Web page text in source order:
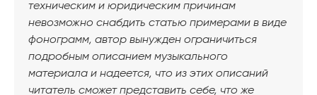
техническим и юридическим причинам
невозможно снабдить статью примерами в виде
фонограмм, автор вынужден ограничиться
подробным описанием музыкального
материала и надеется, что из этих описаний
читатель сможет представить себе, что же